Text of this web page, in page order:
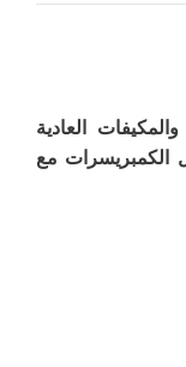
العادية
الكمبريسرات مع